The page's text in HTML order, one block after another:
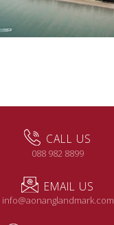
CALL US
088 982 8899
EMAIL US
info@aonanglandmark.com